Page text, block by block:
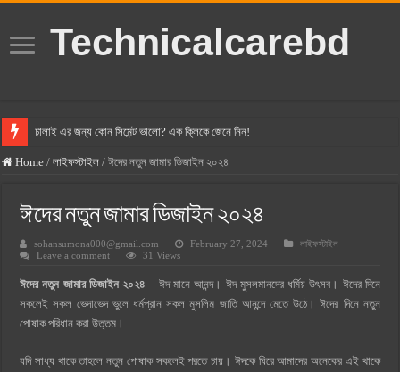
Technicalcarebd
ঢালাই এর জন্য কোন সিমেন্ট ভালো? এক ক্লিকে জেনে নিন!
বসুন্ধরা সিমেন্ট এর দাম ২০২৫
হোলসিম সিমেন্ট দাম ২০২৫
সুপারক্রিট সিমেন্ট দাম ২০২৫
ওয়ালটন মোবাইল কিস্তিতে কেনার নিয়ম ২০২৫
ওয়ালটন টিভি কিস্তিতে কেনার নিয়ম ২০২৫
গ্রামে লাভজনক ব্যবসা ২০২৫ ও গ্রামের বাজারে ব্যবসার আইডিয়া
Home / লাইফস্টাইল / ঈদের নতুন জামার ডিজাইন ২০২৪
ঈদের নতুন জামার ডিজাইন ২০২৪
sohansumona000@gmail.com February 27, 2024
লাইফস্টাইল
Leave a comment
31 Views
ঈদের নতুন জামার ডিজাইন ২০২৪ – ঈদ মানে আনন্দ। ঈদ মুসলমানদের ধর্মিয় উৎসব। ঈদের দিনে
সকলেই সকল ভেদাভেদ ভুলে ধর্মপ্রান সকল মুসলিম জাতি আনন্দে মেতে উঠে। ঈদের দিনে নতুন
পোষাক পরিধান করা উত্তম।
যদি সাধ্য থাকে তাহলে নতুন পোষাক সকলেই পরতে চায়। ঈদকে ঘিরে আমাদের অনেকের এই থাকে